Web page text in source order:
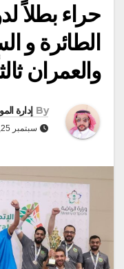
حراء بطلاً
الطائرة و
والعمران
By إدارة
سبتمبر 25, 2022